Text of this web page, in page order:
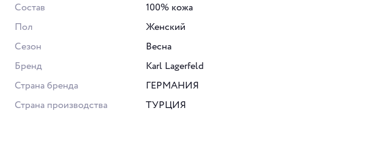
Состав
100% кожа
Пол
Женский
Сезон
Весна
Бренд
Karl Lagerfeld
Страна бренда
ГЕРМАНИЯ
Страна производства
ТУРЦИЯ